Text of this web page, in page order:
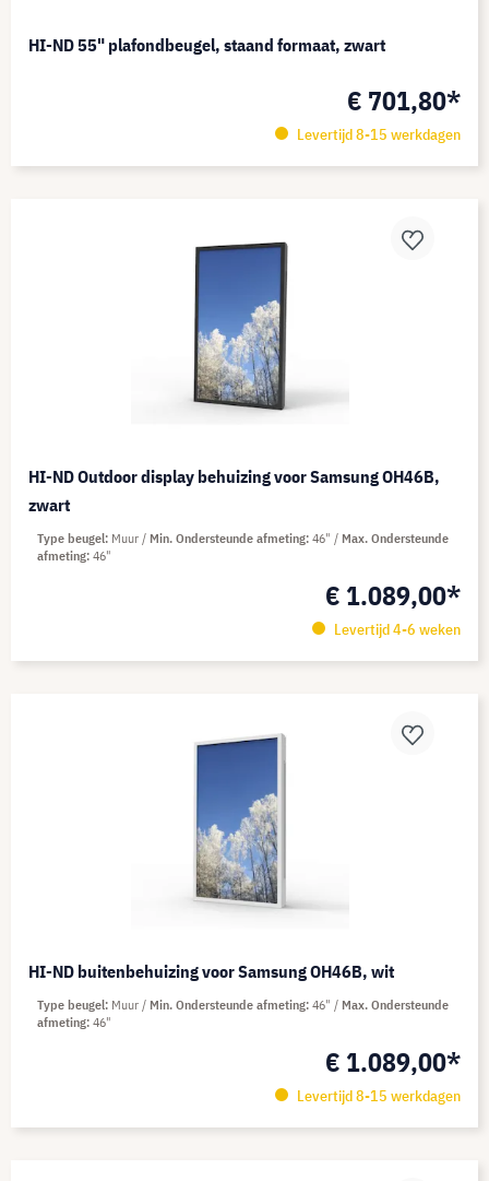
HI-ND 55" plafondbeugel, staand formaat, zwart
€ 701,80*
Levertijd 8-15 werkdagen
HI-ND Outdoor display behuizing voor Samsung OH46B,
zwart
€ 1.089,00*
Levertijd 4-6 weken
Type beugel Muur Min. Ondersteunde afmeting 46"
Max. Ondersteunde
afmeting 46"
HI-ND buitenbehuizing voor Samsung OH46B, wit
€ 1.089,00*
Levertijd 8-15 werkdagen
Type beugel Muur Min. Ondersteunde afmeting 46"
Max. Ondersteunde
afmeting 46"